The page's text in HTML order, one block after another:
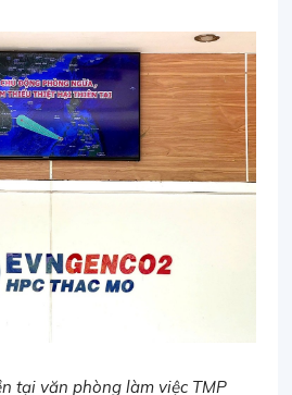
tại văn phòng làm việc TMP